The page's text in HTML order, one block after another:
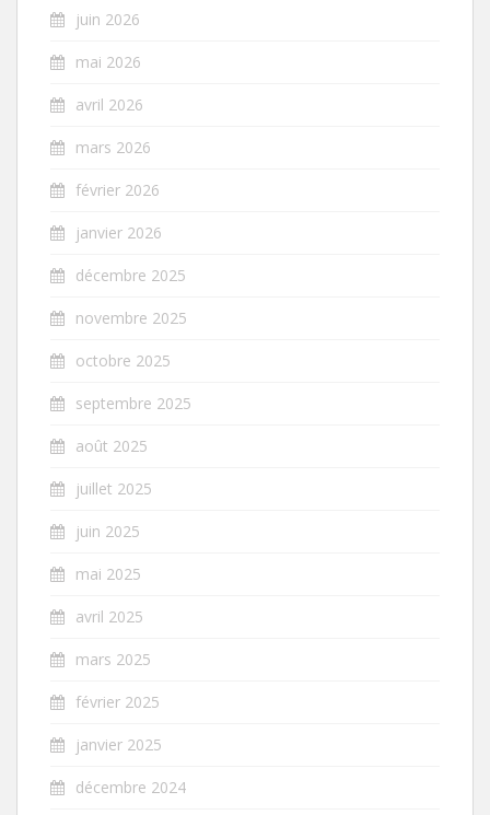
juin 2026
mai 2026
avril 2026
mars 2026
février 2026
janvier 2026
décembre 2025
novembre 2025
octobre 2025
septembre 2025
août 2025
juillet 2025
juin 2025
mai 2025
avril 2025
mars 2025
février 2025
janvier 2025
décembre 2024